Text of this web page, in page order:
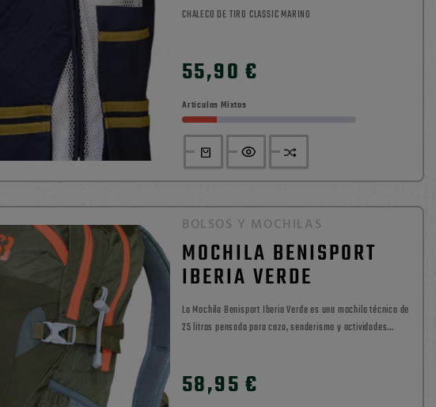
CHALECO DE TIRO CLASSIC MARINO
55,90 €
Artículos Mixtos
BOLSOS Y MOCHILAS
MOCHILA BENISPORT
IBERIA VERDE
La Mochila Benisport Iberia Verde es una mochila técnica de
25 litros pensada para caza, senderismo y actividades
sistema Air Speed System, tirantes acolchados y bolsa...
58,95 €